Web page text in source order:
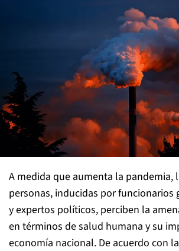
A medida que aumenta la pandemia,
personas, inducidas por funcionarios
y expertos políticos, perciben la
en términos de salud humana y su
economía nacional. De acuerdo con